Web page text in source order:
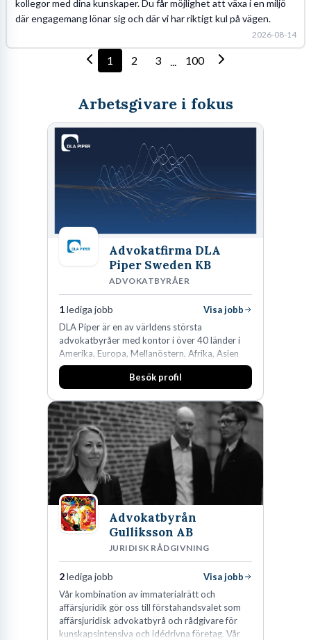
kollegor med dina kunskaper. Du får möjlighet att växa i en miljö
där engagemang lönar sig och där vi har riktigt kul på vägen.
2026-08-14
1 2 3 ... 100
Arbetsgivare i fokus
Advokatfirma DLA
Piper Sweden KB
ADVOKATBYRÅER
1lediga jobb
Visa jobb
DLA Piper är en av världens största
advokatbyråer med kontor i över 40 länder i
Amerika, Europa, Mellanöstern, Afrika, Asien
och Oceanien. Vi är specialister inom
affärsjuridikens alla områden och vi har några
fler än 450 jurister på fem kontor i Stockholm,
Köpenhamn, Århus, Oslo och Helsingfors kan vi
på DLA Piper erbjuda våra klienter en unik,
effektiv och gränsöverskridande nordisk
expertis. På vårt kontor i centrala Stockholm är
vi idag drygt 240 medarbetare.
Besök profil
Advokatbyrån
Gulliksson AB
JURIDISK RÅDGIVNING
2lediga jobb
Visa jobb
Vår kombination av immaterialrätt och
affärsjuridik gör oss till förstahandsvalet som
affärsjuridisk advokatbyrå och rådgivare för
kunskapsintensiva och idédrivna företag. Vår